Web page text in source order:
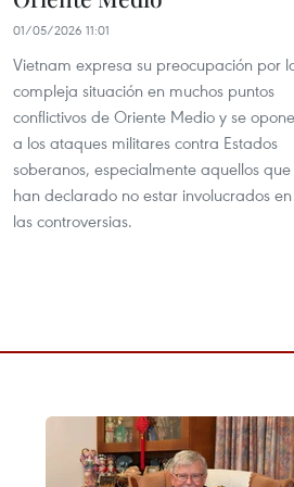
01/05/2026 11:01
Vietnam expresa su preocupación por
compleja situación en muchos puntos
conflictivos de Oriente Medio y se opone
a los ataques militares contra Estados
soberanos, especialmente aquellos que
han declarado no estar involucrados en
las controversias.